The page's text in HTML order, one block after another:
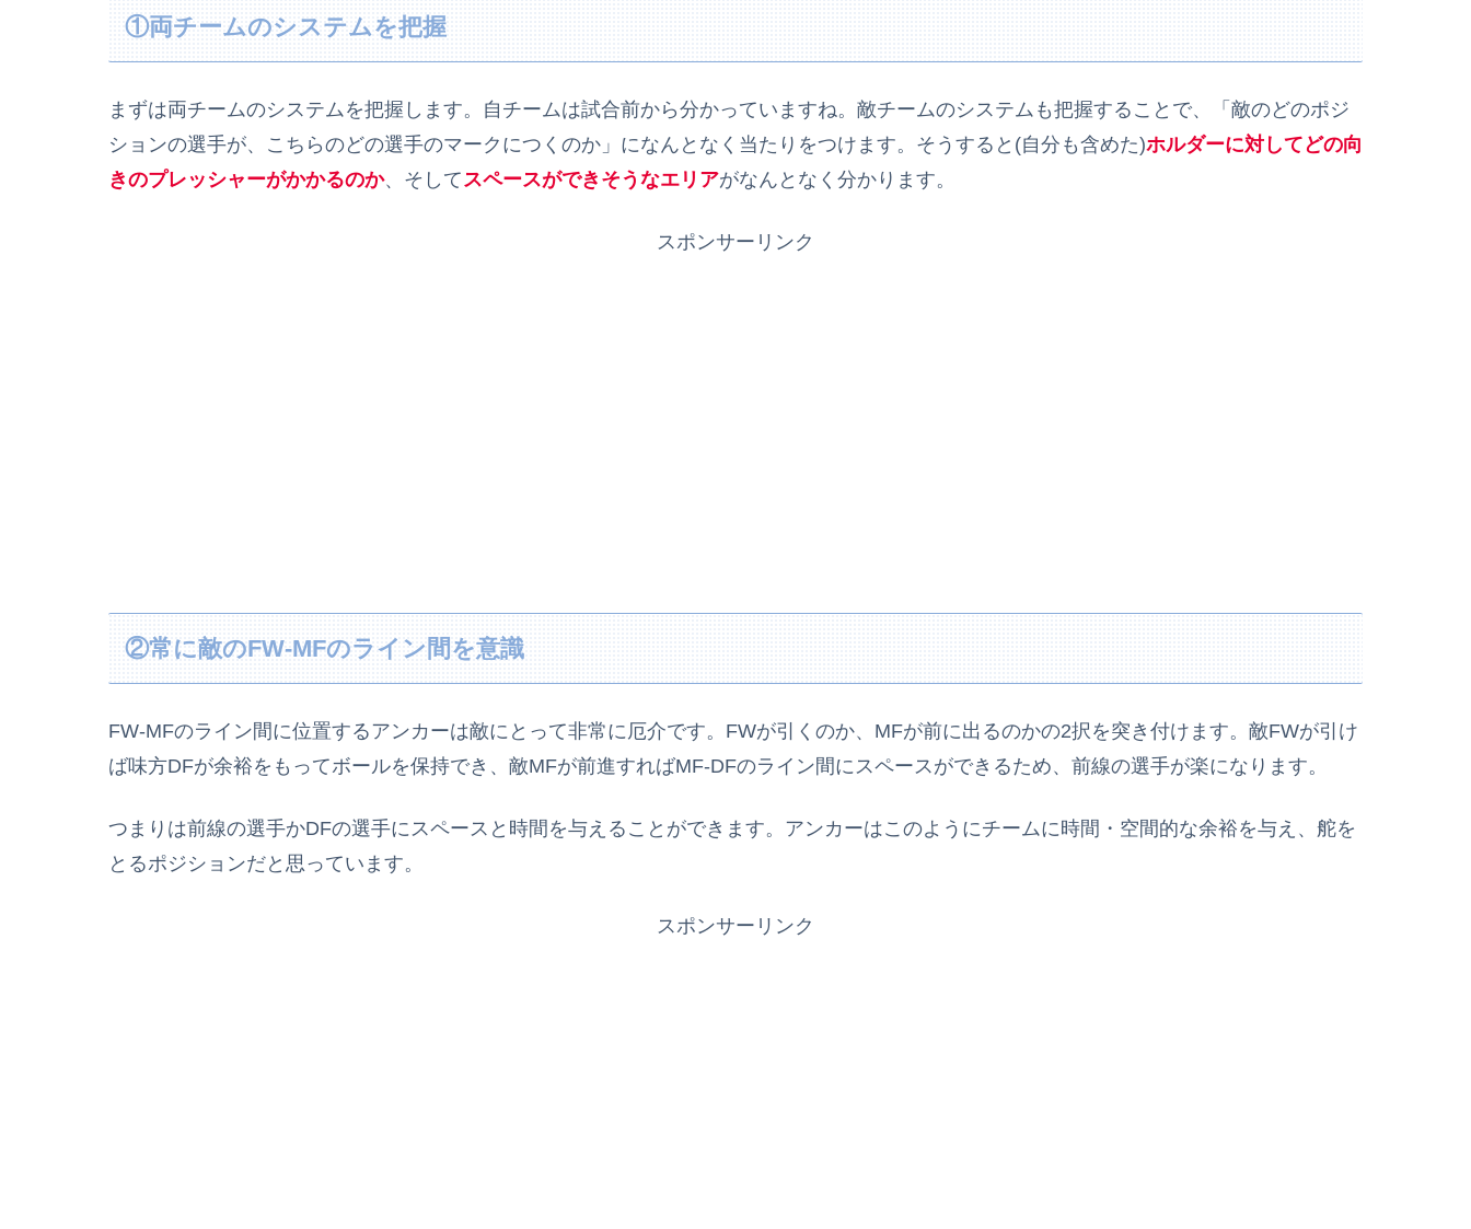
①両チームのシステムを把握
まずは両チームのシステムを把握します。自チームは試合前から分かっていますね。敵チームのシステムも把握することで、「敵のどのポジ
ションの選手が、こちらのどの選手のマークにつくのか」になんとなく当たりをつけます。そうすると(自分も含めた)ホルダーに対してどの向
きのプレッシャーがかかるのか、そしてスペースができそうなエリアがなんとなく分かります。
スポンサーリンク
②常に敵のFW-MFのライン間を意識
FW-MFのライン間に位置するアンカーは敵にとって非常に厄介です。FWが引くのか、MFが前に出るのかの2択を突き付けます。敵FWが引け
ば味方DFが余裕をもってボールを保持でき、敵MFが前進すればMF-DFのライン間にスペースができるため、前線の選手が楽になります。
つまりは前線の選手かDFの選手にスペースと時間を与えることができます。アンカーはこのようにチームに時間・空間的な余裕を与え、舵を
とるポジションだと思っています。
スポンサーリンク